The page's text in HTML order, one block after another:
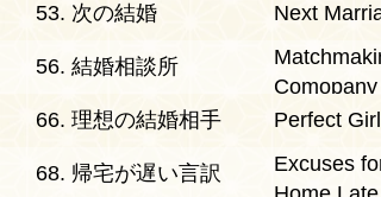
53. 次の結婚
Next
56. 結婚相談所
Comopany
66. 理想の結婚相手
Perfect Girl
68. 帰宅が遅い言訳
Excuses